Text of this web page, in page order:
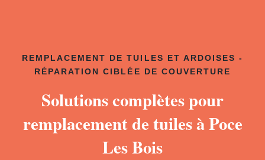
REMPLACEMENT DE TUILES ET ARDOISES -
RÉPARATION CIBLÉE DE COUVERTURE
Solutions complètes pour
remplacement de tuiles à Poce
Les Bois